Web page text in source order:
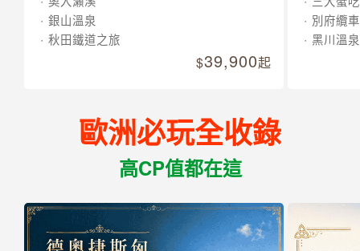
銀山溫泉
秋田鐵道之旅
39,900起
別府纜車
黑川溫泉
歐洲必玩全收錄
高CP值都在這